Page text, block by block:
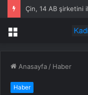
Çin, 14 AB şirketini
Menü
Anasayfa / Haber
Haber